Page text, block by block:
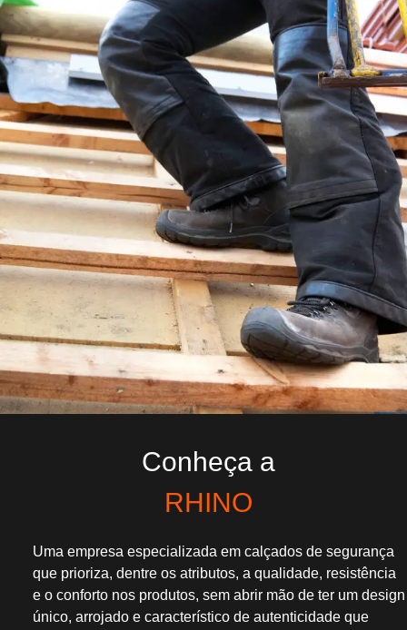
Conheça a
RHINO
Uma empresa especializada em calçados de segurança
que prioriza, dentre os atributos, a qualidade, resistência
e o conforto nos produtos, sem abrir mão de ter um design
único, arrojado e característico de autenticidade que